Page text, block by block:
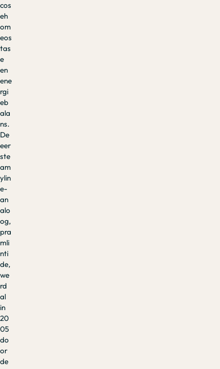
cos
eh
om
eos
tas
e
en
ene
rgi
eb
ala
ns.
De
eer
ste
am
ylin
e-
an
alo
og,
pra
mli
nti
de,
we
rd
al
in
20
05
do
or
de